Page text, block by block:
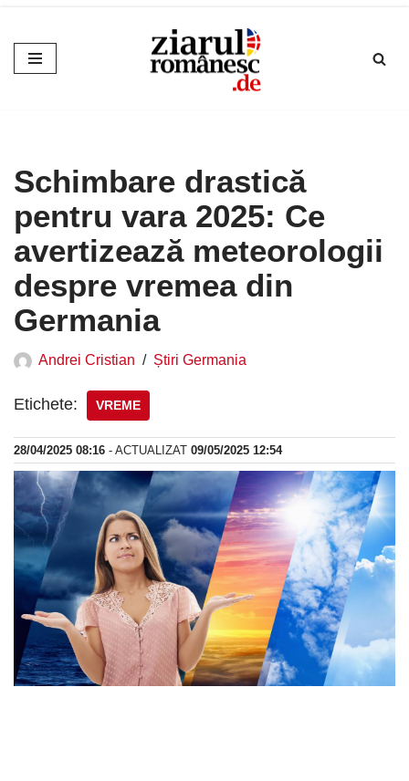
Sari
la
Schimbare drastică
pentru vara 2025: Ce
avertizează meteorologii
despre vremea din
Germania
Andrei Cristian Știri Germania
Etichete: VREME
28/04/2025 08:16 - ACTUALIZAT 09/05/2025 12:54